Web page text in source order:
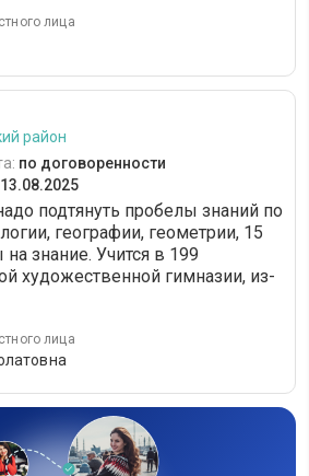
лица
район
по договоренности
13.08.2025
подтянуть пробелы знаний по
географии, геометрии, 15
знание. Учится в 199
художественной гимназии, из-
лица